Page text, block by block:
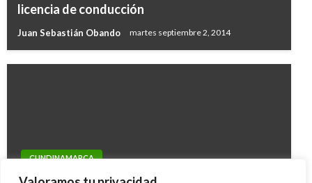
licencia de conducción
Juan Sebastián Obando martes septiembre 2, 2014
CUNDINAMARCA
Hospital de Guatavita es ejemplo de